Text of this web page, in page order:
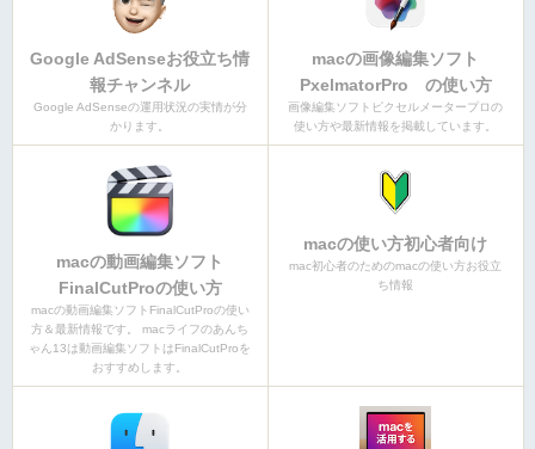
Google AdSenseお役立ち情
報チャンネル
Google AdSenseの運用状況の実情が分
かります。
macの画像編集ソフト
PxelmatorPro の使い方
画像編集ソフトピクセルメータープロの
使い方や最新情報を掲載しています。
macの動画編集ソフト
FinalCutProの使い方
macの動画編集ソフトFinalCutProの使い
方＆最新情報です。 macライフのあんち
ゃん13は動画編集ソフトはFinalCutProを
おすすめします。
macの使い方初心者向け
mac初心者のためのmacの使い方お役立
ち情報